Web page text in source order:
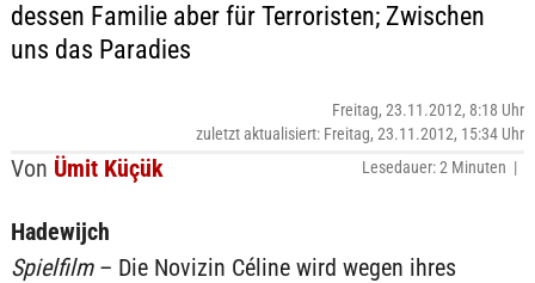
dessen Familie aber für Terroristen; Zwischen
uns das Paradies
Von Ümit Küçük
Freitag, 23.11.2012, 8:18 Uhr
zuletzt aktualisiert: Freitag, 23.11.2012, 15:34 Uhr
Lesedauer: 2 Minuten |
Hadewijch
Spielfilm – Die Novizin Céline wird wegen ihres